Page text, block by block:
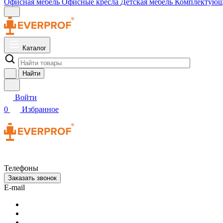
Офисная мебель Офисные кресла Детская мебель
Каталог
Найти
Войти
0
Избранное
Телефоны
Заказать звонок
E-mail